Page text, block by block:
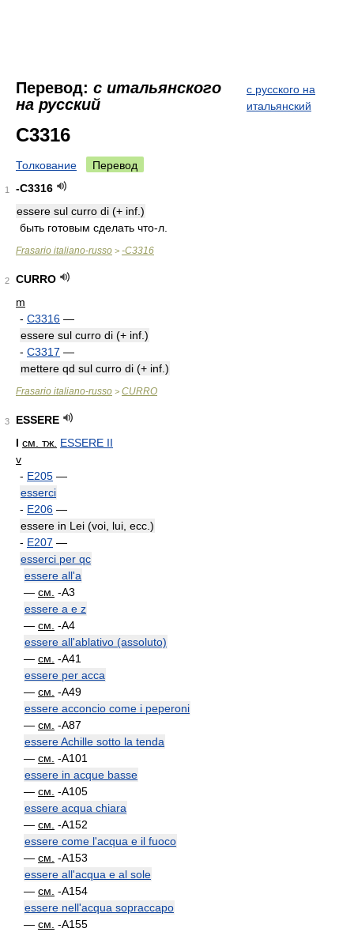
Перевод: с итальянского
на русский
с русского на
итальянский
C3316
Толкование Перевод
1
-C3316
essere sul curro di (+ inf.)
быть готовым сделать что-л.
Frasario italiano-russo > -C3316
2
CURRO
m
- C3316 —
essere sul curro di (+ inf.)
- C3317 —
mettere qd sul curro di (+ inf.)
Frasario italiano-russo > CURRO
3
ESSERE
I см. тж. ESSERE II
v
- E205 —
esserci
- E206 —
essere in Lei (voi, lui, ecc.)
- E207 —
esserci per qc
essere all'a
— см. -A3
essere a e z
— см. -A4
essere all'ablativo (assoluto)
— см. -A41
essere per acca
— см. -A49
essere acconcio come i peperoni
— см. -A87
essere Achille sotto la tenda
— см. -A101
essere in acque basse
— см. -A105
essere acqua chiara
— см. -A152
essere come l'acqua e il fuoco
— см. -A153
essere all'acqua e al sole
— см. -A154
essere nell'acqua sopraccapo
— см. -A155